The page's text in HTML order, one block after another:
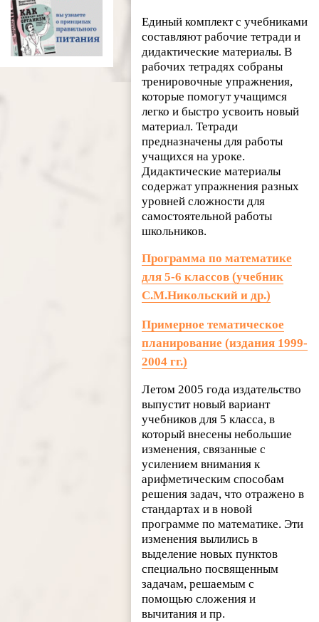
Единый комплект с учебниками
составляют рабочие тетради и
дидактические материалы. В
рабочих тетрадях собраны
тренировочные упражнения,
которые помогут учащимся
легко и быстро усвоить новый
материал. Тетради
предназначены для работы
учащихся на уроке.
Дидактические материалы
содержат упражнения разных
уровней сложности для
самостоятельной работы
школьников.
Программа по математике
для 5-6 классов (учебник
С.М.Никольский и др.)
Примерное тематическое
планирование (издания 1999-
2004 гг.)
Летом 2005 года издательство
выпустит новый вариант
учебников для 5 класса, в
который внесены небольшие
изменения, связанные с
усилением внимания к
арифметическим способам
решения задач, что отражено в
стандартах и в новой
программе по математике. Эти
изменения вылились в
выделение новых пунктов
специально посвященным
задачам, решаемым с
помощью сложения и
вычитания и пр.